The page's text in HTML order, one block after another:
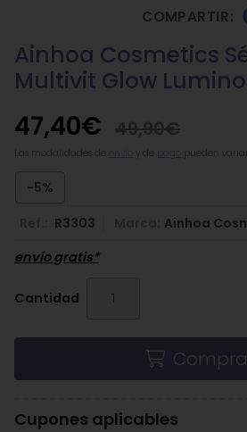
COMPARTIR:
Ainhoa Cosmetics
Multivit Glow
47,40€
pueden
-5%
R3303 Ainhoa
envío gratis*
Cantidad
Cupones aplicables